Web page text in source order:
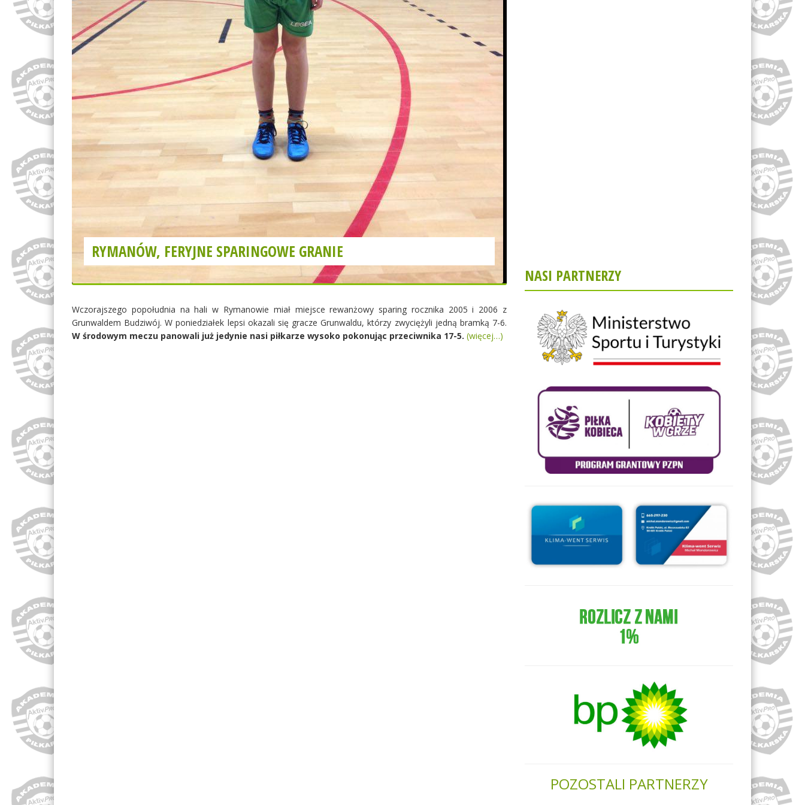
RYMANÓW, FERYJNE SPARINGOWE GRANIE
Wczorajszego popołudnia na hali w Rymanowie miał miejsce rewanżowy sparing rocznika 2005 i 2006 z
Grunwaldem Budziwój. W poniedziałek lepsi okazali się gracze Grunwaldu, którzy zwyciężyli jedną bramką 7-6.
W środowym meczu panowali już jedynie nasi piłkarze wysoko pokonując przeciwnika 17-5. (więcej…)
NASI PARTNERZY
POZOSTALI PARTNERZY